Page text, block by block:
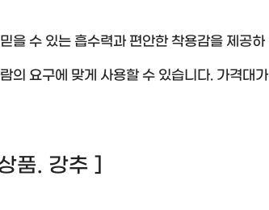
을 수 있는 흡수력과 편안한 착용감을 제공하
의 요구에 맞게 사용할 수 있습니다. 가격대가
품. 강추 ]